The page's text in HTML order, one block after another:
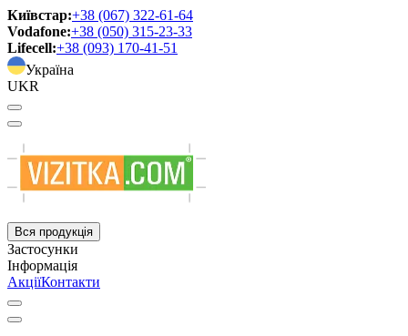
Київстар:+38 (067) 322-61-64
Vodafone:+38 (050) 315-23-33
Lifecell:+38 (093) 170-41-51
Україна
UKR
Вся продукція
Застосунки
Інформація
АкціїКонтакти